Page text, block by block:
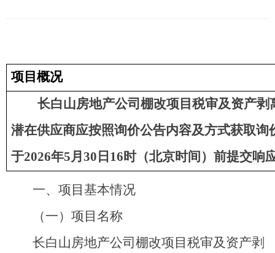
项目概况
长白山房地产公司棚改项目税审及资产剥
潜在供应商应按照询价公告内容及方式获取询
于2026年5月30 日 16时（北京时间）前提交响
一、项目 基本情况
（一） 项目名称
长白山房地产公司棚改项目税审及资产剥